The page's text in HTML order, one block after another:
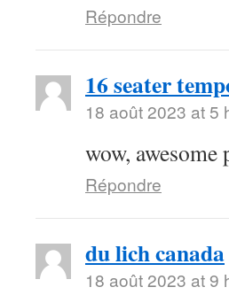
Répondre
16 seater
18 août 2023 at 5
wow,
Répondre
du lich canada
18 août 2023 at 9